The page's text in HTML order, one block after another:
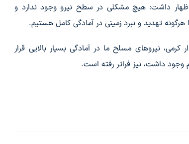
داشت: هیچ مشکلی در سطح نیرو وجود ندارد و
هرگونه تهدید و نبرد زمینی در آمادگی کامل هستیم.
کرمی، نیرو‌های مسلح ما در آمادگی بسیار بالایی قرار
داشت، نیز فراتر رفته است.